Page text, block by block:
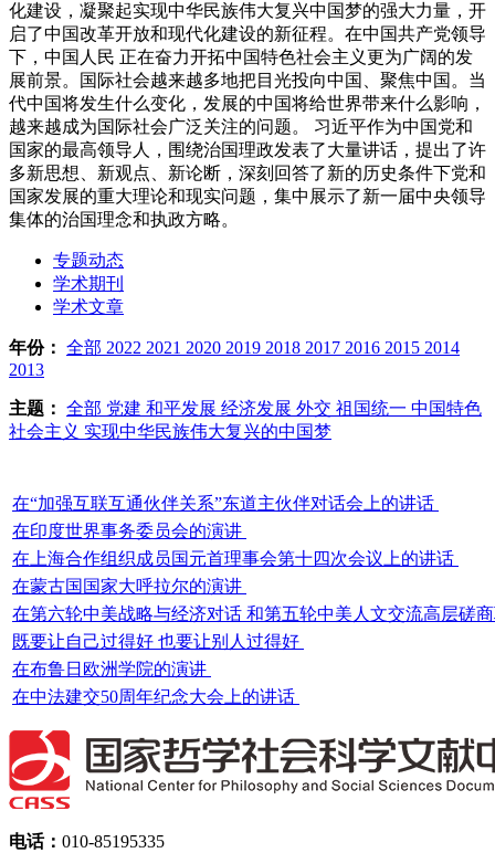
化建设，凝聚起实现中华民族伟大复兴中国梦的强大力量，开
启了中国改革开放和现代化建设的新征程。在中国共产党领导
下，中国人民 正在奋力开拓中国特色社会主义更为广阔的发
展前景。国际社会越来越多地把目光投向中国、聚焦中国。当
代中国将发生什么变化，发展的中国将给世界带来什么影响，
越来越成为国际社会广泛关注的问题。 习近平作为中国党和
国家的最高领导人，围绕治国理政发表了大量讲话，提出了许
多新思想、新观点、新论断，深刻回答了新的历史条件下党和
国家发展的重大理论和现实问题，集中展示了新一届中央领导
集体的治国理念和执政方略。
专题动态
学术期刊
学术文章
年份： 全部 2022 2021 2020 2019 2018 2017 2016 2015 2014
2013
主题： 全部 党建 和平发展 经济发展 外交 祖国统一 中国特色
社会主义 实现中华民族伟大复兴的中国梦
在“加强互联互通伙伴关系”东道主伙伴对话会上的讲话
在印度世界事务委员会的演讲
在上海合作组织成员国元首理事会第十四次会议上的讲话
在蒙古国国家大呼拉尔的演讲
在第六轮中美战略与经济对话 和第五轮中美人文交流高层磋
既要让自己过得好 也要让别人过得好
在布鲁日欧洲学院的演讲
在中法建交50周年纪念大会上的讲话
电话： 010-85195335